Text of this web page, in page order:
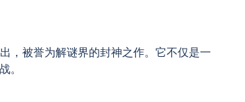
，被誉为解谜界的封神之作。它不仅是一
。